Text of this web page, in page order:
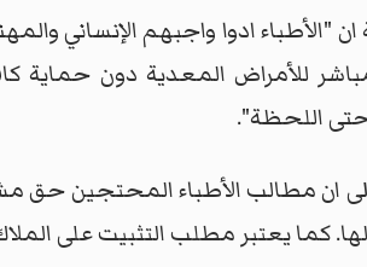
ان "الأطباء ادوا واجبهم
اللحظة".
ان مطالب الأطباء المحتجين حق
كما يعتبر مطلب التثبيت على